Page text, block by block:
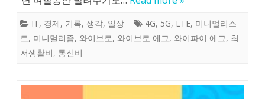
IT, 경제, 기록, 생각, 일상 4G, 5G, LTE, 미니멀리스
트, 미니멀리즘, 와이브로, 와이브로 에그, 와이파이 에그, 최
저생활비, 통신비